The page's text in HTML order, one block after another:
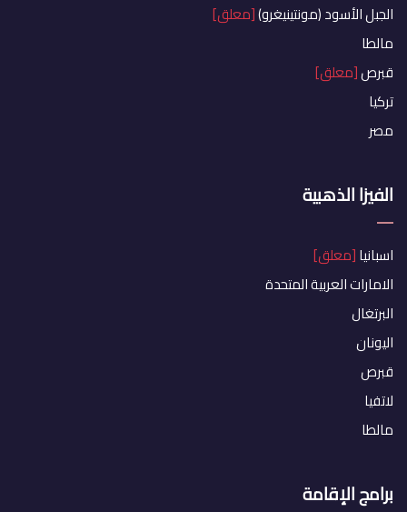
الجبل الأسود (مونتينيغرو)[معلق]
مالطا
قبرص[معلق]
تركيا
مصر
الفيزا الذهبية
اسبانيا[معلق]
الامارات العربية المتحدة
البرتغال
اليونان
قبرص
لاتفيا
مالطا
برامج الإقامة